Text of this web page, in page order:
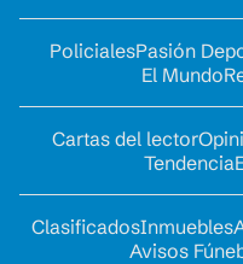
PolicialesPasión
El Mundo
Cartas del lector
Tendencia
ClasificadosInmuebles
Avisos